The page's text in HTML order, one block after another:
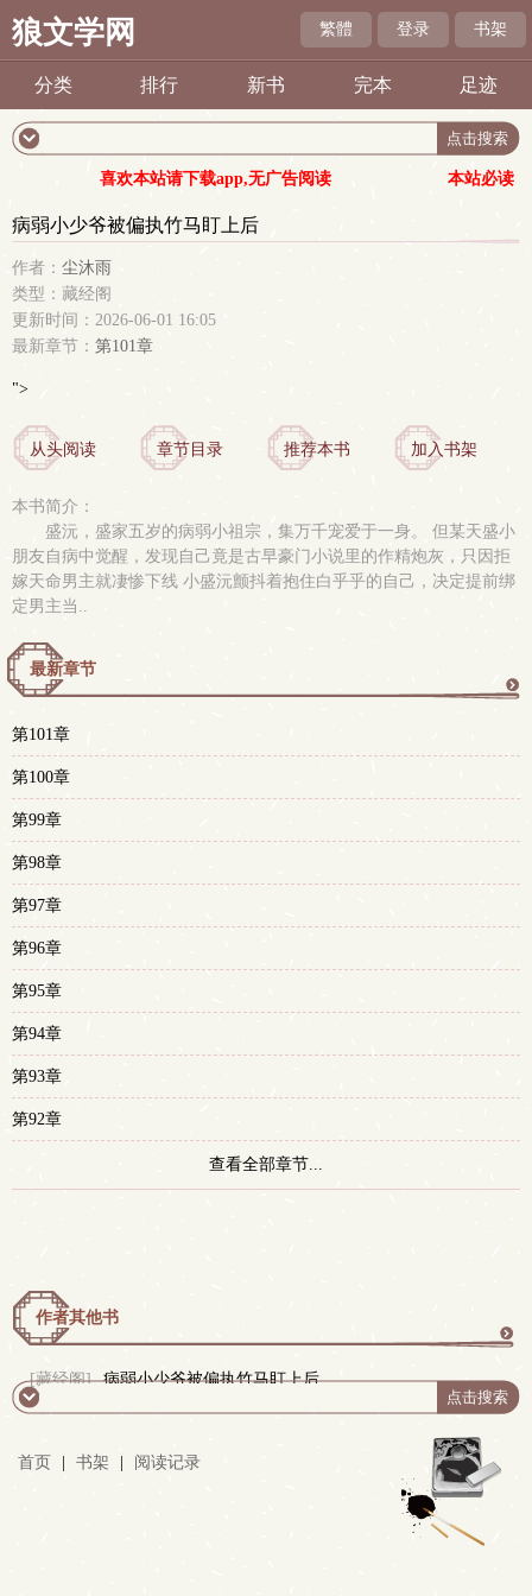
狼文学网 繁體 登录 书架
分类 排行 新书 完本 足迹
喜欢本站请下载app,无广告阅读 本站必读
病弱小少爷被偏执竹马盯上后
作者： 尘沐雨
类型：藏经阁
更新时间：2026-06-01 16:05
最新章节： 第101章
">
从头阅读 章节目录 推荐本书 加入书架
本书简介：
盛沅，盛家五岁的病弱小祖宗，集万千宠爱于一身。 但某天盛小
朋友自病中觉醒，发现自己竟是古早豪门小说里的作精炮灰，只因拒
嫁天命男主就凄惨下线 小盛沅颤抖着抱住白乎乎的自己，决定提前绑
定男主当..
最新章节
第101章
第100章
第99章
第98章
第97章
第96章
第95章
第94章
第93章
第92章
查看全部章节...
作者其他书
多
[藏经阁] 病弱小少爷被偏执竹马盯上后
首页 书架 阅读记录